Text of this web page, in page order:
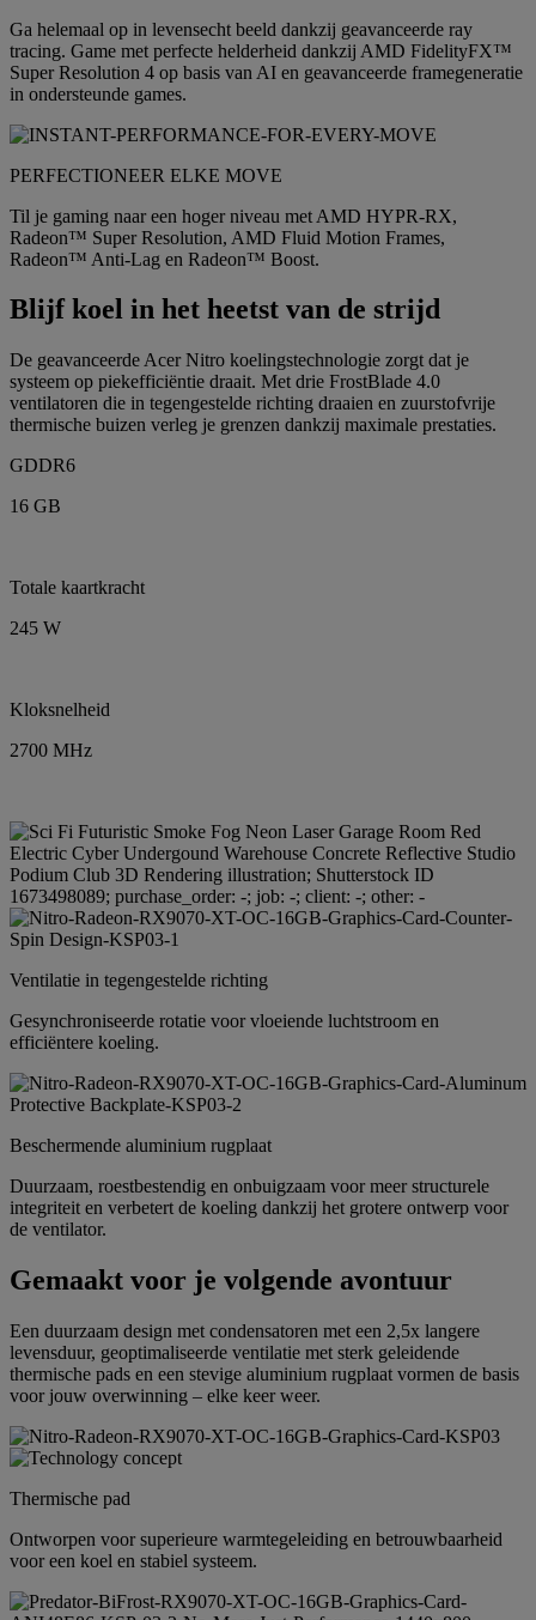
Ga helemaal op in levensecht beeld dankzij geavanceerde ray
tracing. Game met perfecte helderheid dankzij AMD FidelityFX™
Super Resolution 4 op basis van AI en geavanceerde framegeneratie
in ondersteunde games.
PERFECTIONEER ELKE MOVE
Til je gaming naar een hoger niveau met AMD HYPR-RX,
Radeon™ Super Resolution, AMD Fluid Motion Frames,
Radeon™ Anti-Lag en Radeon™ Boost.
Blijf koel in het heetst van de strijd
De geavanceerde Acer Nitro koelingstechnologie zorgt dat je
systeem op piekefficiëntie draait. Met drie FrostBlade 4.0
ventilatoren die in tegengestelde richting draaien en zuurstofvrije
thermische buizen verleg je grenzen dankzij maximale prestaties.
GDDR6
16 GB
Totale kaartkracht
245 W
Kloksnelheid
2700 MHz
Ventilatie in tegengestelde richting
Gesynchroniseerde rotatie voor vloeiende luchtstroom en
efficiëntere koeling.
Beschermende aluminium rugplaat
Duurzaam, roestbestendig en onbuigzaam voor meer structurele
integriteit en verbetert de koeling dankzij het grotere ontwerp voor
de ventilator.
Gemaakt voor je volgende avontuur
Een duurzaam design met condensatoren met een 2,5x langere
levensduur, geoptimaliseerde ventilatie met sterk geleidende
thermische pads en een stevige aluminium rugplaat vormen de basis
voor jouw overwinning – elke keer weer.
Thermische pad
Ontworpen voor superieure warmtegeleiding en betrouwbaarheid
voor een koel en stabiel systeem.